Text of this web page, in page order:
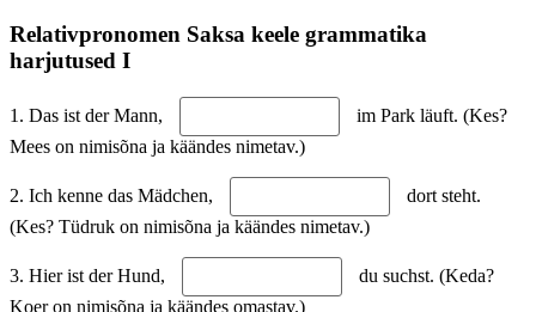
Relativpronomen Saksa keele grammatika
harjutused I
1. Das ist der Mann,
im Park läuft. (Kes?
Mees on nimisõna ja käändes nimetav.)
2. Ich kenne das Mädchen,
dort steht.
(Kes? Tüdruk on nimisõna ja käändes nimetav.)
3. Hier ist der Hund,
du suchst. (Keda?
Koer on nimisõna ja käändes omastav.)